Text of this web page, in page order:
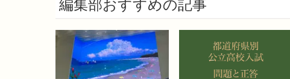
編集部おすすめの記事